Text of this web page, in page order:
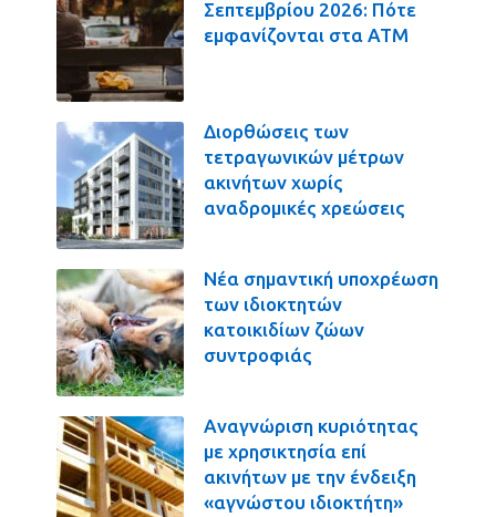
Σεπτεμβρίου 2026: Πότε
εμφανίζονται στα ΑΤΜ
Διορθώσεις των
τετραγωνικών μέτρων
ακινήτων χωρίς
αναδρομικές χρεώσεις
Νέα σημαντική υποχρέωση
των ιδιοκτητών
κατοικιδίων ζώων
συντροφιάς
Αναγνώριση κυριότητας
με χρησικτησία επί
ακινήτων με την ένδειξη
«αγνώστου ιδιοκτήτη»